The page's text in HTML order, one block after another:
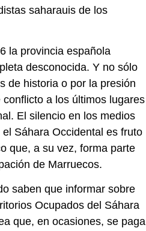
saharauis de los
la provincia española
desconocida. Y no sólo
de historia o por la presión
a los últimos lugares
El silencio en los medios
Sáhara Occidental es fruto
que, a su vez, forma parte
de Marruecos.
saben que informar sobre
Ocupados del Sáhara
que, en ocasiones, se paga